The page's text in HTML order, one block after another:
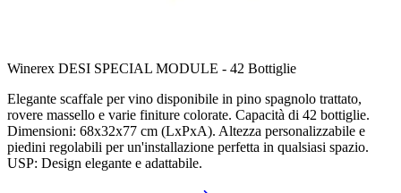
Winerex DESI SPECIAL MODULE - 42 Bottiglie
Elegante scaffale per vino disponibile in pino spagnolo trattato,
rovere massello e varie finiture colorate. Capacità di 42 bottiglie.
Dimensioni: 68x32x77 cm (LxPxA). Altezza personalizzabile e
piedini regolabili per un'installazione perfetta in qualsiasi spazio.
USP: Design elegante e adattabile.